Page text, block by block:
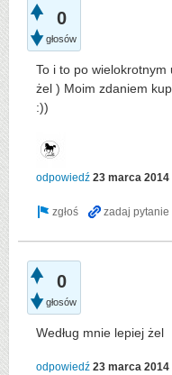
0
głosów
To i to po
żel ) Moim zdaniem
:))
odpowiedź 23 marca 2014
0
głosów
Według mnie lepiej żel
odpowiedź 23 marca 2014